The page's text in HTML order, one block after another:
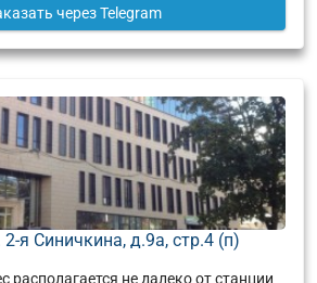
через Telegram
я Синичкина, д.9а, стр.4 (п)
располагается не далеко от станции